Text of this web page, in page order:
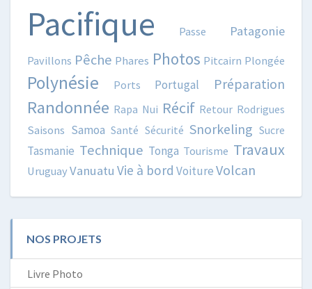
Pacifique Passe Patagonie
Pavillons Pêche Phares Photos Pitcairn Plongée
Polynésie Ports Portugal Préparation
Randonnée Rapa Nui Récif Retour Rodrigues
Saisons Samoa Santé Sécurité Snorkeling Sucre
Tasmanie Technique Tonga Tourisme Travaux
UruguayVanuatu Vie à bord VoitureVolcan
NOS PROJETS
Livre Photo